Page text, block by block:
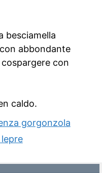
besciamella
abbondante
con
caldo.
gorgonzola